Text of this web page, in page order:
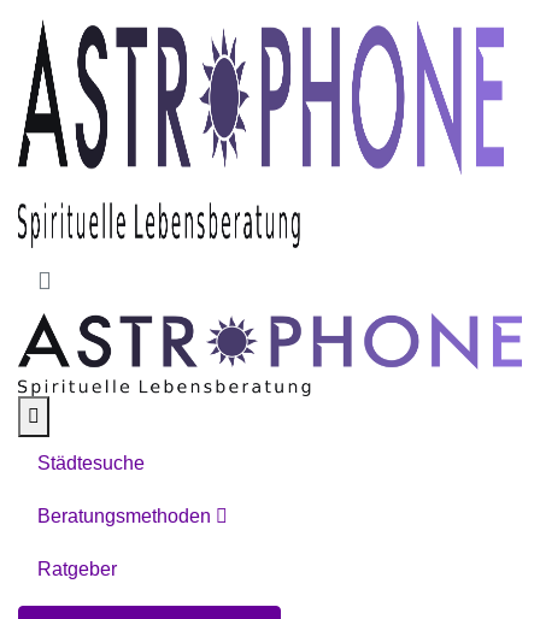
Skip to main content
Städtesuche
Beratungsmethoden
Ratgeber